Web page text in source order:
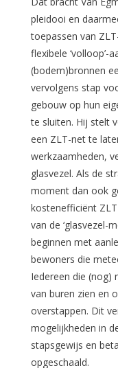
pleidooi en
toepassen van
flexibele ‘volloop’-
(bodem)bronnen
vervolgens stap
gebouw op hun
te sluiten. Hij stelt
een ZLT-net te
werkzaamheden,
glasvezel. Als de
moment dan ook
kostenefficiënt
van de ‘glasvezel-
beginnen met
bewoners die
Iedereen die (nog)
van buren zien en
overstappen. Dit
mogelijkheden in
stapsgewijs en
opgeschaald.